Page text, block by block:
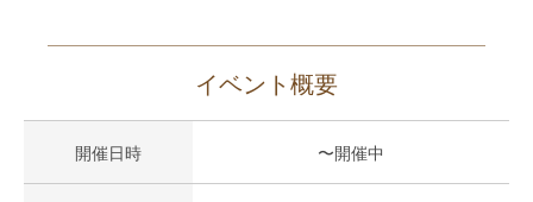
イベント概要
開催日時 〜開催中